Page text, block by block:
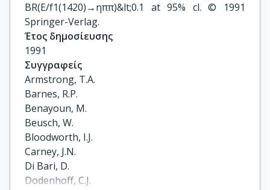
BR(E/f1(1420)→ηππ)&lt;0.1 at 95% cl. © 1991
Springer-Verlag.
Έτος δημοσίευσης
1991
Συγγραφείς
Armstrong, T.A.
Barnes, R.P.
Benayoun, M.
Beusch, W.
Bloodworth, I.J.
Carney, J.N.
Di Bari, D.
Dodenhoff, C.J.